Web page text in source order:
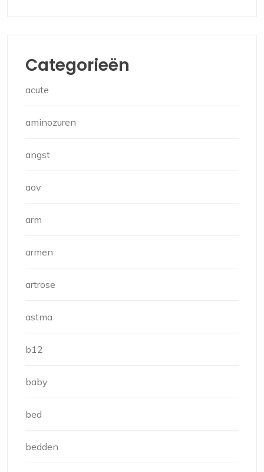
Categorieën
acute
aminozuren
angst
aov
arm
armen
artrose
astma
b12
baby
bed
bedden